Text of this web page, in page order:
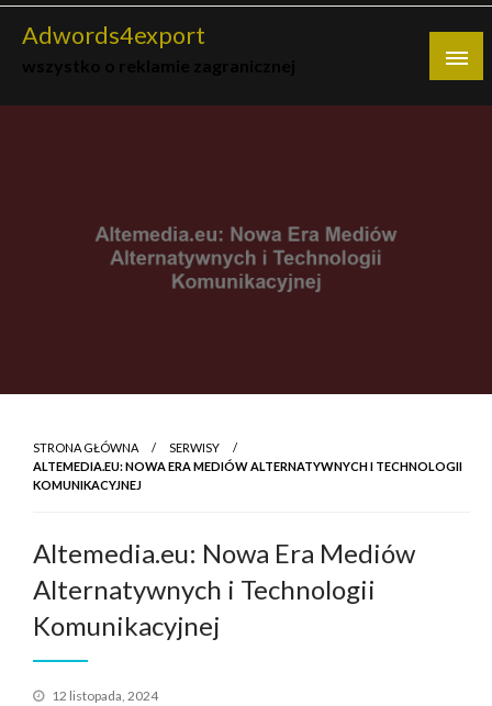
Skip
Adwords4export
STRONA GŁÓWNA
SERWISY
ALTEMEDIA.EU: NOWA ERA MEDIÓW ALTERNATYWNYCH I TECHNOLOGII
KOMUNIKACYJNEJ
Altemedia.eu: Nowa Era Mediów
Alternatywnych i Technologii
Komunikacyjnej
Opublikowane
12 listopada, 2024